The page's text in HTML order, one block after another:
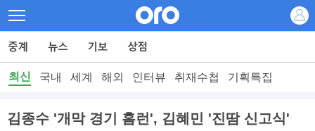
최신 국내 세계 해외 인터뷰 취재수첩 기획특집
김종수 '개막 경기 홈런', 김혜민 '진땀 신고식'